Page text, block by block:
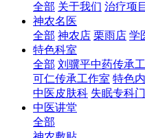
全部 关于我们 治疗项目
神农名医
全部 神农店 栗雨店 学
特色科室
全部 刘骥平中药传承
可仁传承工作室 特色
中医皮肤科 失眠专科
中医讲堂
全部